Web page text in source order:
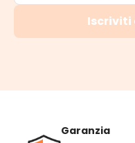
Iscriviti
Garanzia